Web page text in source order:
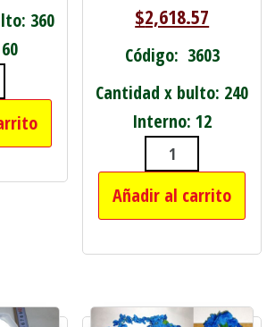
360
PARA CARTERA cantidad
$2,618.57
Código: 3603
Cantidad x bulto: 240
Interno: 12
BILLETERA
Añadir al carrito